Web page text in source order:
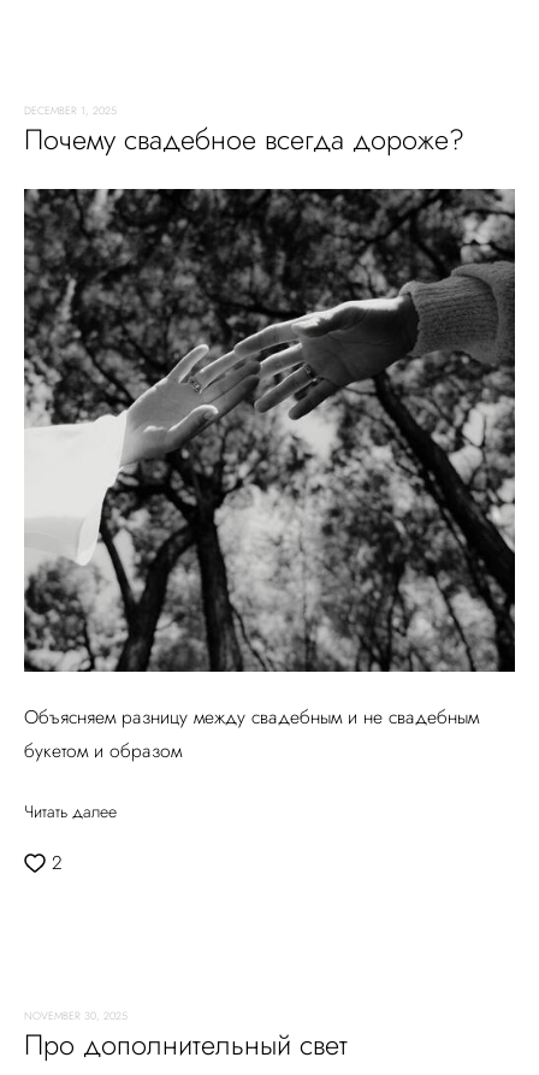
DECEMBER 1, 2025
Почему свадебное всегда дороже?
Объясняем разницу между свадебным и не свадебным
букетом и образом
Читать далее
2
NOVEMBER 30, 2025
Про дополнительный свет